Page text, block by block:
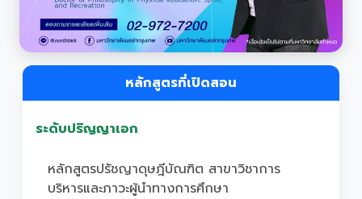
หลักสูตรที่เปิดสอน
ระดับปริญญาเอก
หลักสูตรปรัชญาดุษฎีบัณฑิต สาขาวิชาการ
บริหารและภาวะผู้นำทางการศึกษา